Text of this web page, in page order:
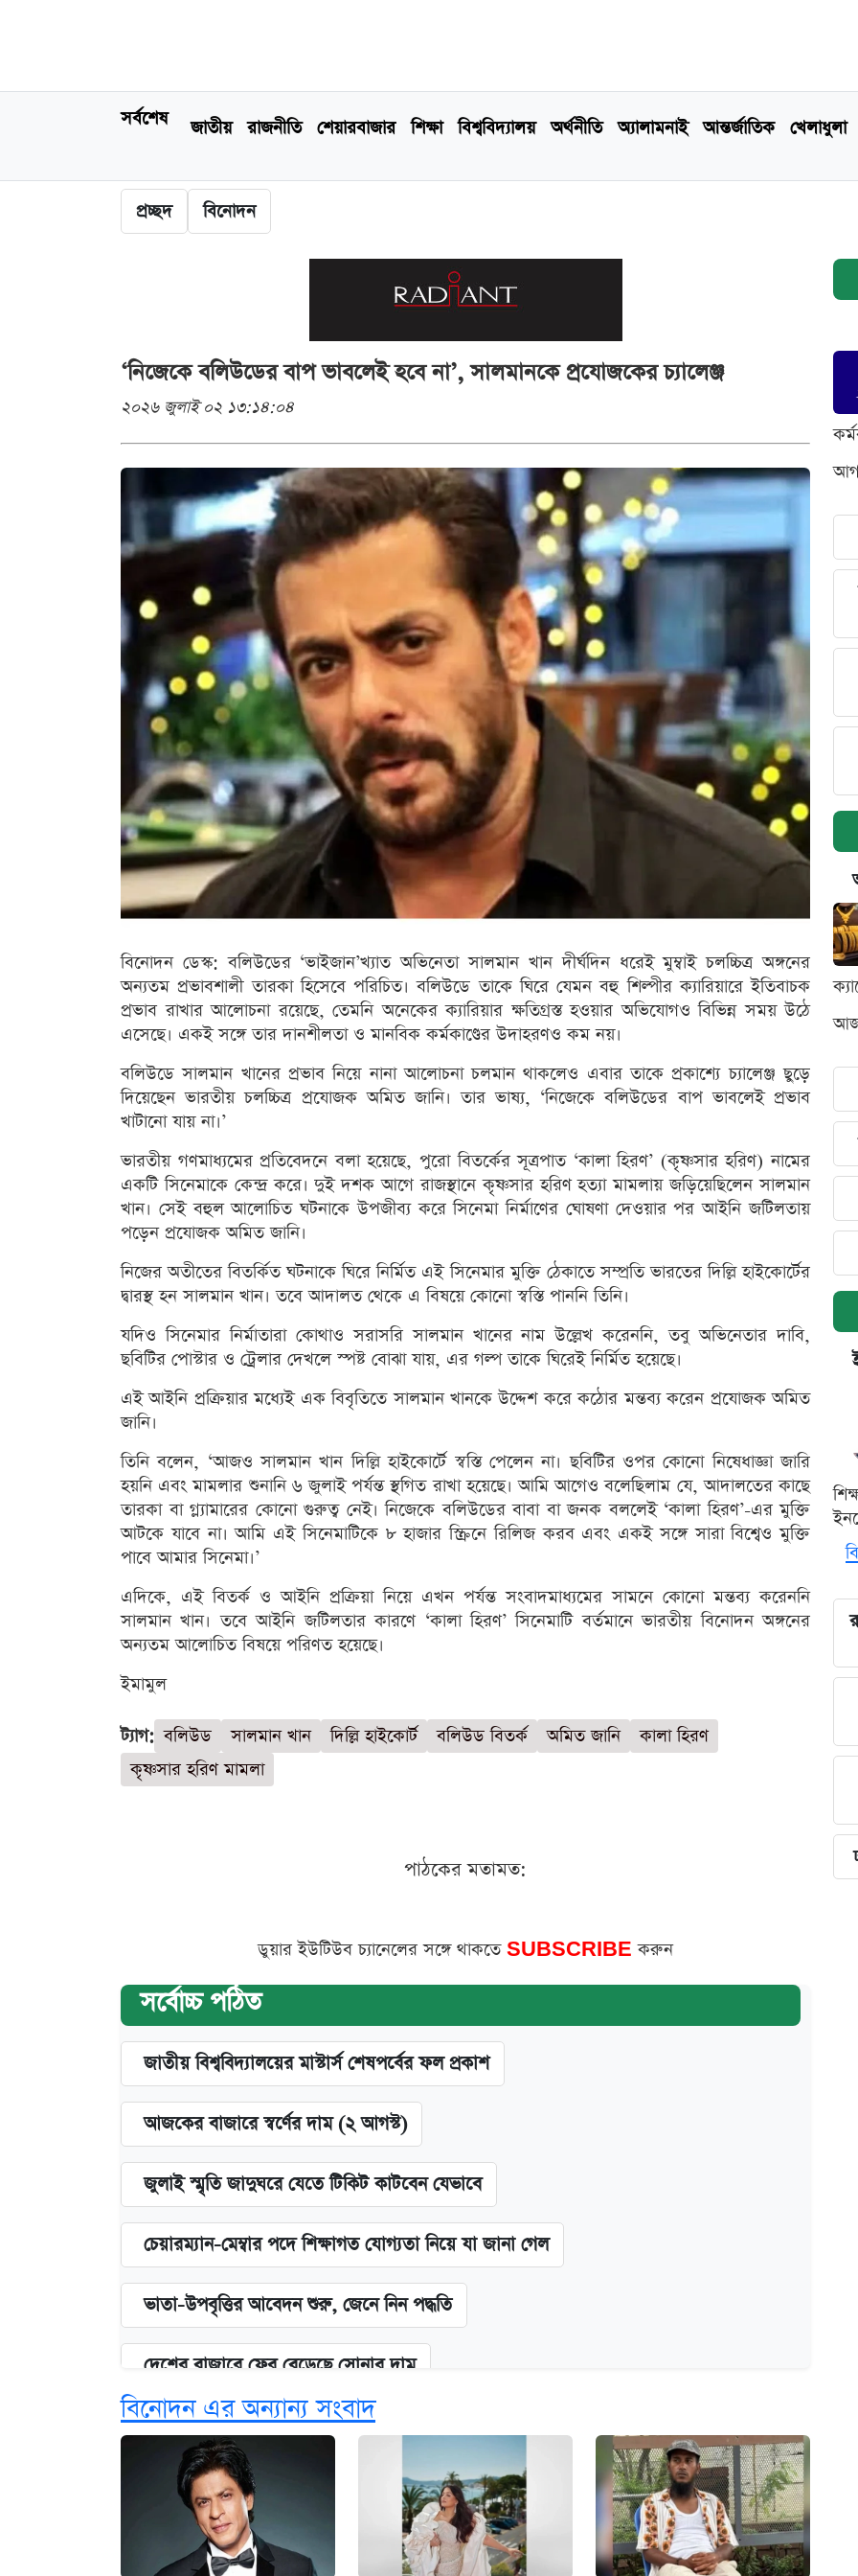
সর্বশেষ জাতীয় রাজনীতি শেয়ারবাজার শিক্ষা বিশ্ববিদ্যালয় অর্থনীতি অ্যালামনাই আন্তর্জাতিক খেলাধুলা
প্রচ্ছদ বিনোদন
‘নিজেকে বলিউডের বাপ ভাবলেই হবে না’, সালমানকে প্রযোজকের চ্যালেঞ্জ
২০২৬ জুলাই ০২ ১৩:১৪:০৪
বিনোদন ডেস্ক: বলিউডের ‘ভাইজান’খ্যাত অভিনেতা সালমান খান দীর্ঘদিন ধরেই মুম্বাই চলচ্চিত্র অঙ্গনের
অন্যতম প্রভাবশালী তারকা হিসেবে পরিচিত। বলিউডে তাকে ঘিরে যেমন বহু শিল্পীর ক্যারিয়ারে ইতিবাচক
প্রভাব রাখার আলোচনা রয়েছে, তেমনি অনেকের ক্যারিয়ার ক্ষতিগ্রস্ত হওয়ার অভিযোগও বিভিন্ন সময় উঠে
এসেছে। একই সঙ্গে তার দানশীলতা ও মানবিক কর্মকাণ্ডের উদাহরণও কম নয়।
বলিউডে সালমান খানের প্রভাব নিয়ে নানা আলোচনা চলমান থাকলেও এবার তাকে প্রকাশ্যে চ্যালেঞ্জ ছুড়ে
দিয়েছেন ভারতীয় চলচ্চিত্র প্রযোজক অমিত জানি। তার ভাষ্য, ‘নিজেকে বলিউডের বাপ ভাবলেই প্রভাব
খাটানো যায় না।’
ভারতীয় গণমাধ্যমের প্রতিবেদনে বলা হয়েছে, পুরো বিতর্কের সূত্রপাত ‘কালা হিরণ’ (কৃষ্ণসার হরিণ) নামের
একটি সিনেমাকে কেন্দ্র করে। দুই দশক আগে রাজস্থানে কৃষ্ণসার হরিণ হত্যা মামলায় জড়িয়েছিলেন সালমান
খান। সেই বহুল আলোচিত ঘটনাকে উপজীব্য করে সিনেমা নির্মাণের ঘোষণা দেওয়ার পর আইনি জটিলতায়
পড়েন প্রযোজক অমিত জানি।
নিজের অতীতের বিতর্কিত ঘটনাকে ঘিরে নির্মিত এই সিনেমার মুক্তি ঠেকাতে সম্প্রতি ভারতের দিল্লি হাইকোর্টের
দ্বারস্থ হন সালমান খান। তবে আদালত থেকে এ বিষয়ে কোনো স্বস্তি পাননি তিনি।
যদিও সিনেমার নির্মাতারা কোথাও সরাসরি সালমান খানের নাম উল্লেখ করেননি, তবু অভিনেতার দাবি,
ছবিটির পোস্টার ও ট্রেলার দেখলে স্পষ্ট বোঝা যায়, এর গল্প তাকে ঘিরেই নির্মিত হয়েছে।
এই আইনি প্রক্রিয়ার মধ্যেই এক বিবৃতিতে সালমান খানকে উদ্দেশ করে কঠোর মন্তব্য করেন প্রযোজক অমিত
জানি।
তিনি বলেন, ‘আজও সালমান খান দিল্লি হাইকোর্টে স্বস্তি পেলেন না। ছবিটির ওপর কোনো নিষেধাজ্ঞা জারি
হয়নি এবং মামলার শুনানি ৬ জুলাই পর্যন্ত স্থগিত রাখা হয়েছে। আমি আগেও বলেছিলাম যে, আদালতের কাছে
তারকা বা গ্ল্যামারের কোনো গুরুত্ব নেই। নিজেকে বলিউডের বাবা বা জনক বললেই ‘কালা হিরণ’-এর মুক্তি
আটকে যাবে না। আমি এই সিনেমাটিকে ৮ হাজার স্ক্রিনে রিলিজ করব এবং একই সঙ্গে সারা বিশ্বেও মুক্তি
পাবে আমার সিনেমা।’
এদিকে, এই বিতর্ক ও আইনি প্রক্রিয়া নিয়ে এখন পর্যন্ত সংবাদমাধ্যমের সামনে কোনো মন্তব্য করেননি
সালমান খান। তবে আইনি জটিলতার কারণে ‘কালা হিরণ’ সিনেমাটি বর্তমানে ভারতীয় বিনোদন অঙ্গনের
অন্যতম আলোচিত বিষয়ে পরিণত হয়েছে।
ইমামুল
ট্যাগ: বলিউড সালমান খান দিল্লি হাইকোর্ট বলিউড বিতর্ক অমিত জানি
কালা হিরণ
কৃষ্ণসার হরিণ মামলা
পাঠকের মতামত:
ডুয়ার ইউটিউব চ্যানেলের সঙ্গে থাকতে SUBSCRIBEকরুন
সর্বোচ্চ পঠিত
জাতীয় বিশ্ববিদ্যালয়ের মাস্টার্স শেষপর্বের ফল প্রকাশ
আজকের বাজারে স্বর্ণের দাম (২ আগস্ট)
জুলাই স্মৃতি জাদুঘরে যেতে টিকিট কাটবেন যেভাবে
চেয়ারম্যান-মেম্বার পদে শিক্ষাগত যোগ্যতা নিয়ে যা জানা গেল
ভাতা-উপবৃত্তির আবেদন শুরু, জেনে নিন পদ্ধতি
দেশের বাজারে ফের বেড়েছে সোনার দাম
‘গুলশানের চামেলি’ তে যৌনকর্মীর দালাল অ্যাডলফ খান
আজ শুক্রবার রাজধানীর যেসব মার্কেট-দোকানপাট বন্ধ
কবে শুরু হচ্ছে ঢাবির ভর্তি আবেদন, জানাল কর্তৃপক্ষ
বিনোদন এর অন্যান্য সংবাদ